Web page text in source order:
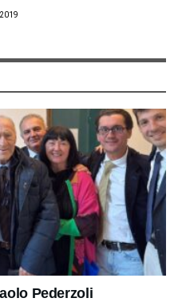
Pederzoli